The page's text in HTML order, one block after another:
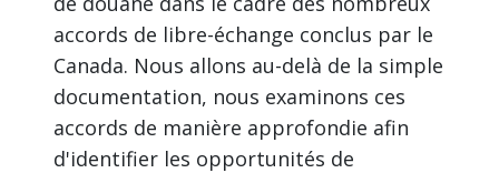
accords de libre-échange conclus par le
Canada. Nous allons au-delà de la simple
documentation, nous examinons ces
accords de manière approfondie afin
d'identifier les opportunités de